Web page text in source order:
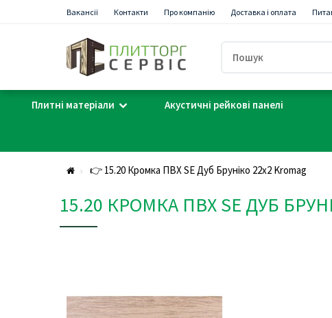
Вакансії Контакти Про компанію Доставка і оплата
Плитні матеріали Акустичні рейкові панелі
👉 15.20 Кромка ПВХ SE Дуб Бруніко 22х2 Kromag
15.20 КРОМКА ПВХ SE ДУБ